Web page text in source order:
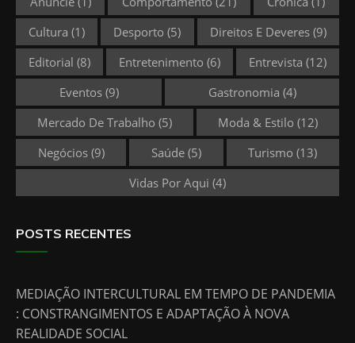
Cultura (1) Desporto (5) Direitos E Deveres(9)
Editorial (8) Entretenimento (6) Entrevista (12)
Eventos(9) Gastronomia (4)
Mercado De Trabalho (5) Moda & Estilo (12)
Negócios(9) Saúde(5) Turismo (13)
Vidas Por Aqui (4)
POSTS RECENTES
MEDIAÇÃO INTERCULTURAL EM TEMPO DE PANDEMIA
: CONSTRANGIMENTOS E ADAPTAÇÃO À NOVA
REALIDADE SOCIAL